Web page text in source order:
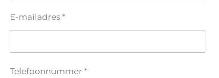
E-mailadres *
Telefoonnummer *